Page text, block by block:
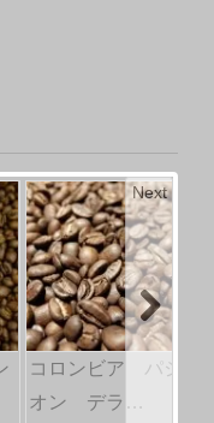
コロンビア パシ
オン デラ…
Next